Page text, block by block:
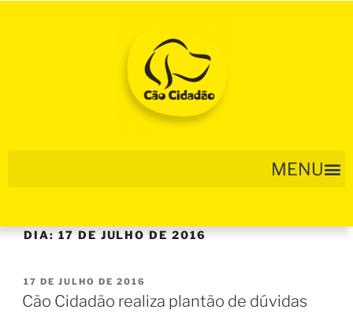
DIA:17 DE JULHO DE 2016
17 DE JULHO DE 2016
Cão Cidadão realiza plantão de dúvidas